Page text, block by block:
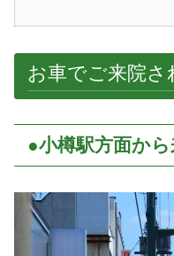
お車でご来院さ
●小樽駅方面か